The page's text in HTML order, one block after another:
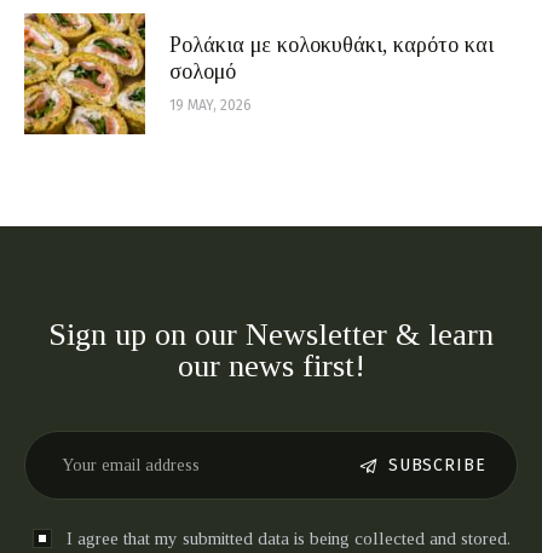
Ρολάκια με κολοκυθάκι, καρότο και
σολομό
19 MAY, 2026
Sign up on our Newsletter & learn
our news first!
SUBSCRIBE
I agree that my submitted data is being collected and stored.